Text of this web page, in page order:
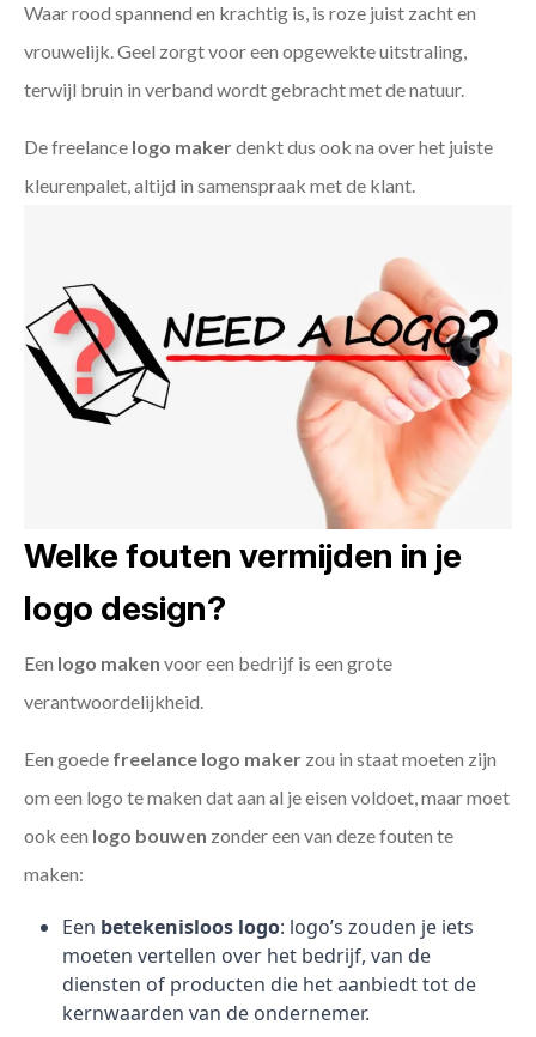
Waar rood spannend en krachtig is, is roze juist zacht en
vrouwelijk. Geel zorgt voor een opgewekte uitstraling,
terwijl bruin in verband wordt gebracht met de natuur.
De freelance logo makerdenkt dus ook na over het juiste
kleurenpalet, altijd in samenspraak met de klant.
Welke fouten vermijden in je
logo design?
Een logo maken voor een bedrijf is een grote
verantwoordelijkheid.
Een goede freelance logo maker zou in staat moeten zijn
om een logo te maken dat aan al je eisen voldoet, maar moet
ook een logo bouwen zonder een van deze fouten te
maken:
Een betekenisloos logo: logo’s zouden je iets
moeten vertellen over het bedrijf, van de
diensten of producten die het aanbiedt tot de
kernwaarden van de ondernemer.